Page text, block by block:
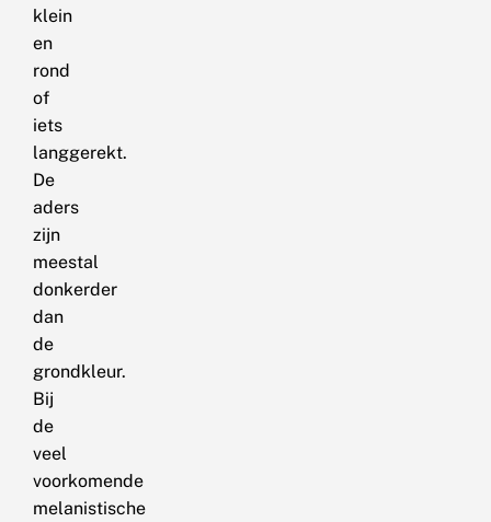
klein
en
rond
of
iets
langgerekt.
De
aders
zijn
meestal
donkerder
dan
de
grondkleur.
Bij
de
veel
voorkomende
melanistische